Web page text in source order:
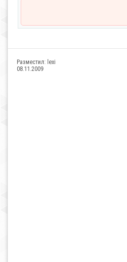
Разместил: lexi
08.11.2009